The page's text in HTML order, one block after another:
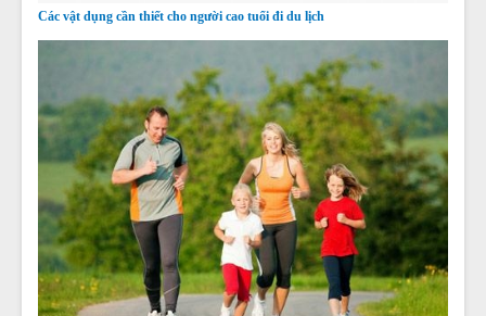
Các vật dụng cần thiết cho người cao tuổi đi du lịch